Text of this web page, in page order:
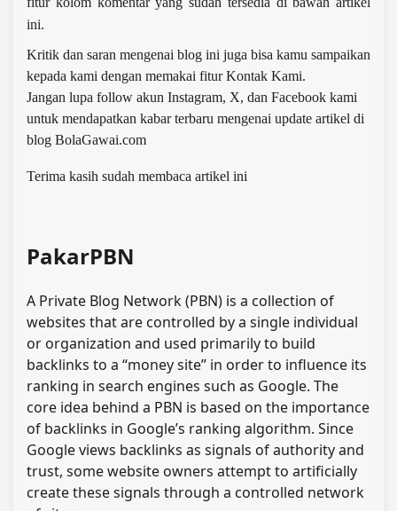
ini.
Kritik dan saran mengenai blog ini juga bisa kamu sampaikan
kepada kami dengan memakai fitur Kontak Kami.
Jangan lupa follow akun Instagram, X, dan Facebook kami
untuk mendapatkan kabar terbaru mengenai update artikel di
blog BolaGawai.com
Terima kasih sudah membaca artikel ini
PakarPBN
A Private Blog Network (PBN) is a collection of
websites that are controlled by a single individual
or organization and used primarily to build
backlinks to a “money site” in order to influence its
ranking in search engines such as Google. The
core idea behind a PBN is based on the importance
of backlinks in Google’s ranking algorithm. Since
Google views backlinks as signals of authority and
trust, some website owners attempt to artificially
create these signals through a controlled network